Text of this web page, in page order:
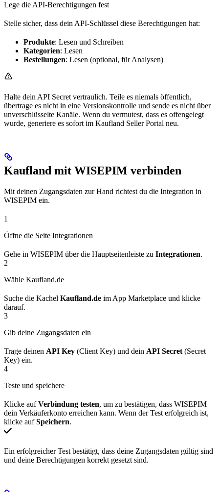
Lege die API-Berechtigungen fest
Stelle sicher, dass dein API-Schlüssel diese Berechtigungen hat:
Produkte: Lesen und Schreiben
Kategorien: Lesen
Bestellungen: Lesen (optional, für Analysen)
Halte dein API Secret vertraulich. Teile es niemals öffentlich,
übertrage es nicht in eine Versionskontrolle und sende es nicht über
unverschlüsselte Kanäle. Wenn du vermutest, dass es offengelegt
wurde, generiere es sofort im Kaufland Seller Portal neu.
Kaufland mit WISEPIM verbinden
Mit deinen Zugangsdaten zur Hand richtest du die Integration in
WISEPIM ein.
1
Öffne die Seite Integrationen
Gehe in WISEPIM über die Hauptseitenleiste zu Integrationen.
2
Wähle Kaufland.de
Suche die Kachel Kaufland.de im App Marketplace und klicke
darauf.
3
Gib deine Zugangsdaten ein
Trage deinen API Key (Client Key) und dein API Secret (Secret
Key) ein.
4
Teste und speichere
Klicke aufVerbindung testen, um zu bestätigen, dass WISEPIM
dein Verkäuferkonto erreichen kann. Wenn der Test erfolgreich ist,
klicke aufSpeichern.
Ein erfolgreicher Test bestätigt, dass deine Zugangsdaten gültig sind
und deine Berechtigungen korrekt gesetzt sind.